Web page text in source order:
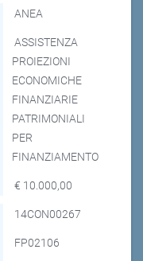
ANEA
ASSISTENZA
PROIEZIONI
ECONOMICHE
FINANZIARIE
PATRIMONIALI
PER
FINANZIAMENTO
€ 10.000,00
14CON00267
FP02106